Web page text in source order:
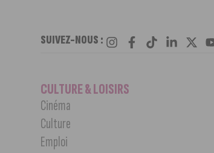
SUIVEZ-NOUS :
CULTURE & LOISIRS
Cinéma
Culture
Emploi